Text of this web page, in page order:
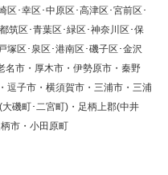
区･幸区･中原区･高津区･宮前区･
筑区･青葉区･緑区･神奈川区･保
塚区･泉区･港南区･磯子区･金沢
名市・厚木市・伊勢原市・秦野
逗子市・横須賀市・三浦市・三浦
磯町･二宮町)・足柄上郡(中井
市・小田原町